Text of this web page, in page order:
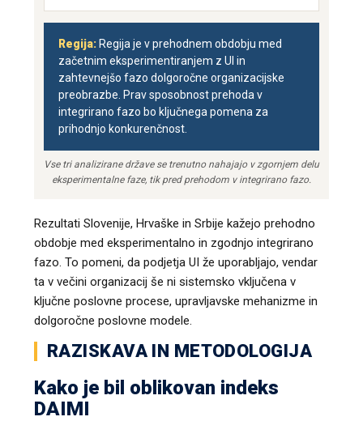
Regija: Regija je v prehodnem obdobju med
začetnim eksperimentiranjem z UI in
zahtevnejšo fazo dolgoročne organizacijske
preobrazbe. Prav sposobnost prehoda v
integrirano fazo bo ključnega pomena za
prihodnjo konkurenčnost.
Vse tri analizirane države se trenutno nahajajo v zgornjem delu
eksperimentalne faze, tik pred prehodom v integrirano fazo.
Rezultati Slovenije, Hrvaške in Srbije kažejo prehodno
obdobje med eksperimentalno in zgodnjo integrirano
fazo. To pomeni, da podjetja UI že uporabljajo, vendar
ta v večini organizacij še ni sistemsko vključena v
ključne poslovne procese, upravljavske mehanizme in
dolgoročne poslovne modele.
RAZISKAVA IN METODOLOGIJA
Kako je bil oblikovan indeks
DAIMI